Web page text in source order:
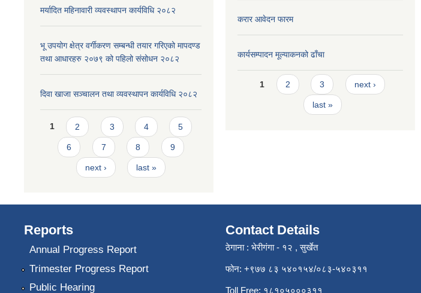
मर्यादित महिनावारी व्यवस्थापन कार्यविधि २०८२
भू उपयोग क्षेत्र वर्गीकरण सम्बन्धी तयार गरिएको मापदण्ड
तथा आधारहरु २०७९ को पहिलो संसोधन २०८२
दिवा खाजा सञ्चालन तथा व्यवस्थापन कार्यविधि २०८२
Pages
1 2 3 4 5
6 7 8 9
next › last »
करार आवेदन फारम
कार्यसम्पादन मूल्या‌कनको ढाँचा
Pages
1 2 3 next ›
last »
Reports
Annual Progress Report
Trimester Progress Report
Public Hearing
Contact Details
ठेगाना : भेरीगंगा - १२ , सुर्खेत
फोन: +९७७ ८३ ५४०१५४/०८३-५४०३११
Toll Free: १८१०५०००३११